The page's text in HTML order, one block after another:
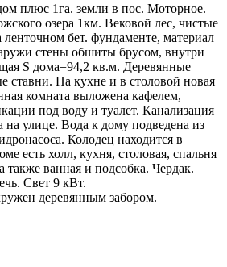
плюс 1га. земли в пос. Моторное.
озера 1км. Вековой лес, чистые
бет. фундаменте, материал
стены обшиты брусом, внутри
S дома=94,2 кв.м. Деревянные
ставни. На кухне и в столовой новая
комната выложена кафелем,
под воду и туалет. Канализация
на улице. Вода к дому подведена из
Колодец находится в
есть холл, кухня, столовая, спальня
ванная и подсобка. Чердак.
Свет 9 кВт.
деревянным забором.